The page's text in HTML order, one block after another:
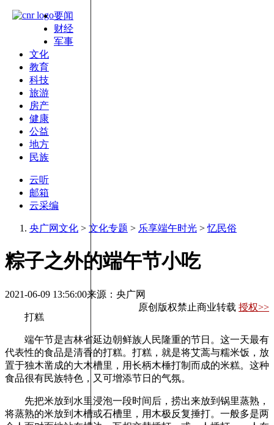
要闻
财经
军事
文化
教育
科技
旅游
房产
健康
公益
地方
民族
云听
邮箱
云采编
央广网文化 > 文化专题 > 乐享端午时光 >忆民俗
粽子之外的端午节小吃
2021-06-09 13:56:00来源：央广网
原创版权禁止商业转载 授权>>
打糕
端午节是吉林省延边朝鲜族人民隆重的节日。这一天最有
代表性的食品是清香的打糕。打糕，就是将艾蒿与糯米饭，放
置于独木凿成的大木槽里，用长柄木棰打制而成的米糕。这种
食品很有民族特色，又可增添节日的气氛。
先把米放到水里浸泡一段时间后，捞出来放到锅里蒸熟，
将蒸熟的米放到木槽或石槽里，用木极反复捶打。一般多是两